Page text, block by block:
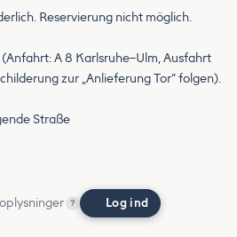
Reservierung nicht möglich.
A 8 Karlsruhe–Ulm, Ausfahrt
zur „Anlieferung Tor“ folgen).
Straße
? Log ind